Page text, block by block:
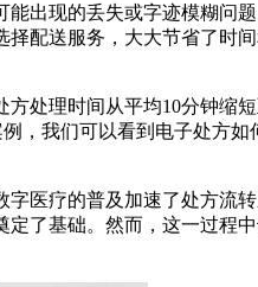
出现的丢失或字迹模糊问
配送服务，大大节省了时
处理时间从平均10分钟缩
，我们可以看到电子处方
医疗的普及加速了处方流
了基础。然而，这一过程